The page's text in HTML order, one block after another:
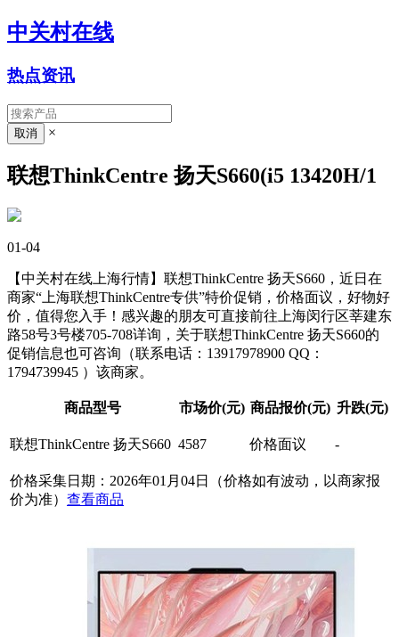
中关村在线
热点资讯
×
联想ThinkCentre 扬天S660(i5 13420H/1
01-04
【中关村在线上海行情】联想ThinkCentre 扬天S660，近日在
商家“上海联想ThinkCentre专供”特价促销，价格面议，好物好
价，值得您入手！感兴趣的朋友可直接前往上海闵行区莘建东
路58号3号楼705-708详询，关于联想ThinkCentre 扬天S660的
促销信息也可咨询（联系电话：13917978900 QQ：
1794739945 ）该商家。
商品型号 市场价(元) 商品报价(元) 升跌(元)
联想ThinkCentre 扬天S660 4587 价格面议 -
价格采集日期：2026年01月04日（价格如有波动，以商家报
价为准） 查看商品